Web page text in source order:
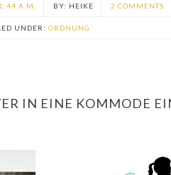
A.M. HEIKE 2 COMMENTS
UNDER: ORDNUNG
IN EINE KOMMODE